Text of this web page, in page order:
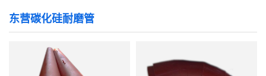
东营碳化硅耐磨管